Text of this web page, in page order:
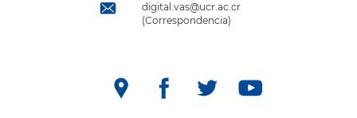
digital.vas@ucr.ac.cr
(Correspondencia)